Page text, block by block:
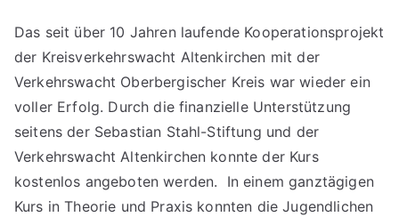
Autofahrer*innen
jetzt
sicherer
unterwegs
Das seit über 10 Jahren laufende Kooperationsprojekt
der Kreisverkehrswacht Altenkirchen mit der
Verkehrswacht Oberbergischer Kreis war wieder ein
voller Erfolg. Durch die finanzielle Unterstützung
seitens der Sebastian Stahl-Stiftung und der
Verkehrswacht Altenkirchen konnte der Kurs
kostenlos angeboten werden. In einem ganztägigen
Kurs in Theorie und Praxis konnten die Jugendlichen